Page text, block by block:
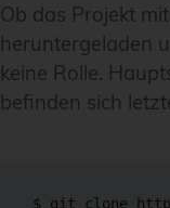
Ob das Projekt mit
heruntergeladen
keine Rolle.
befinden sich
$ git clone